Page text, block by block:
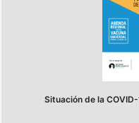
Situación de la